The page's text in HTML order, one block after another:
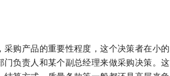
购产品的重要性程度，这个决策者在小的
负责人和某个副总经理来做采购决策。这